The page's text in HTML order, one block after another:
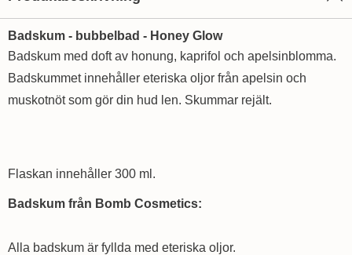
Badskum - bubbelbad - Honey Glow
Badskum med doft av honung, kaprifol och apelsinblomma.
Badskummet innehåller eteriska oljor från apelsin och
muskotnöt som gör din hud len. Skummar rejält.
Flaskan innehåller 300 ml.
Badskum från Bomb Cosmetics:
Alla badskum är fyllda med eteriska oljor.